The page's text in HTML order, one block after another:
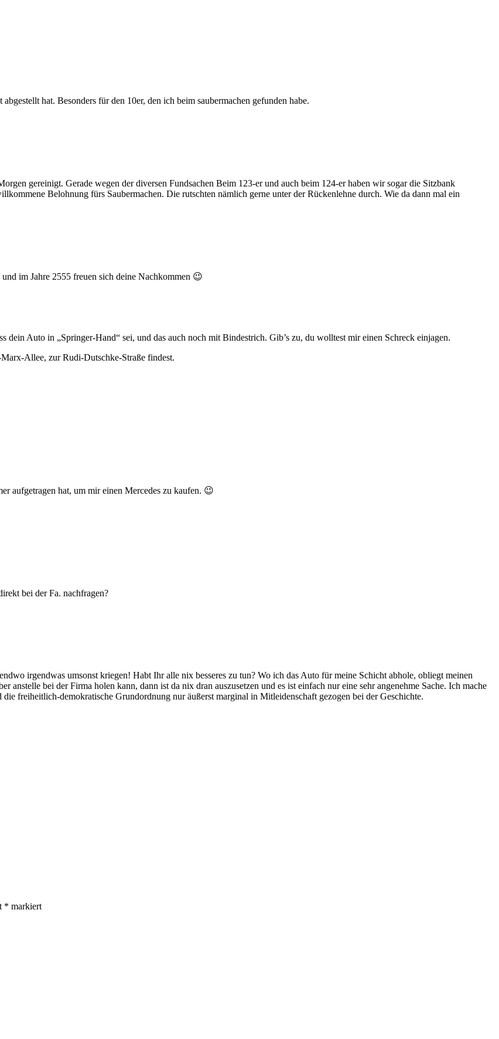
hat. Besonders für den 10er, den ich beim saubermachen gefunden habe.
gereinigt. Gerade wegen der diversen Fundsachen Beim 123-er und auch beim 124-er haben wir sogar die Sitzbank
Belohnung fürs Saubermachen. Die rutschten nämlich gerne unter der Rückenlehne durch. Wie da dann mal ein
im Jahre 2555 freuen sich deine Nachkommen 😉
dein Auto in „Springer-Hand“ sei, und das auch noch mit Bindestrich. Gib’s zu, du wolltest mir einen Schreck einjagen.
Allee, zur Rudi-Dutschke-Straße findest.
aufgetragen hat, um mir einen Mercedes zu kaufen. 😉
bei der Fa. nachfragen?
irgendwas umsonst kriegen! Habt Ihr alle nix besseres zu tun? Wo ich das Auto für meine Schicht abhole, obliegt meinen
anstelle bei der Firma holen kann, dann ist da nix dran auszusetzen und es ist einfach nur eine sehr angenehme Sache. Ich mache
freiheitlich-demokratische Grundordnung nur äußerst marginal in Mitleidenschaft gezogen bei der Geschichte.
* markiert